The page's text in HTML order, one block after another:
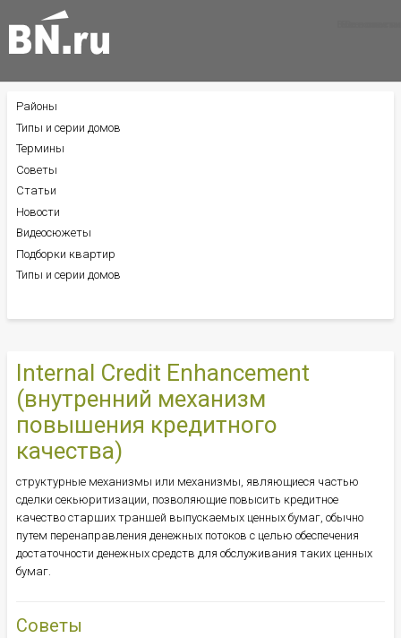
Internal Credit Enhancement
(внутренний механизм
повышения кредитного
качества)
структурные механизмы или механизмы, являющиеся частью
сделки секьюритизации, позволяющие повысить кредитное
качество старших траншей выпускаемых ценных бумаг, обычно
путем перенаправления денежных потоков с целью обеспечения
достаточности денежных средств для обслуживания таких ценных
бумаг.
Советы
БОКОВОЕ
МЕНЮ
Районы
Типы и серии домов
Термины
Советы
Статьи
Новости
Видеосюжеты
Подборки квартир
Типы и серии домов